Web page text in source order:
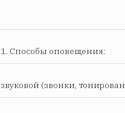
1. Способы оповещения:
звуковой (звонки,